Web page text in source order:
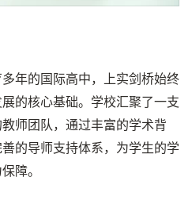
年的国际高中，上实剑桥始终
的核心基础。学校汇聚了一支
师团队，通过丰富的学术背
的导师支持体系，为学生的学
障。